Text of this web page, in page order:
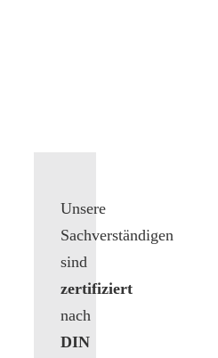
Unsere
Sachverständigen
sind
zertifiziert
nach
DIN